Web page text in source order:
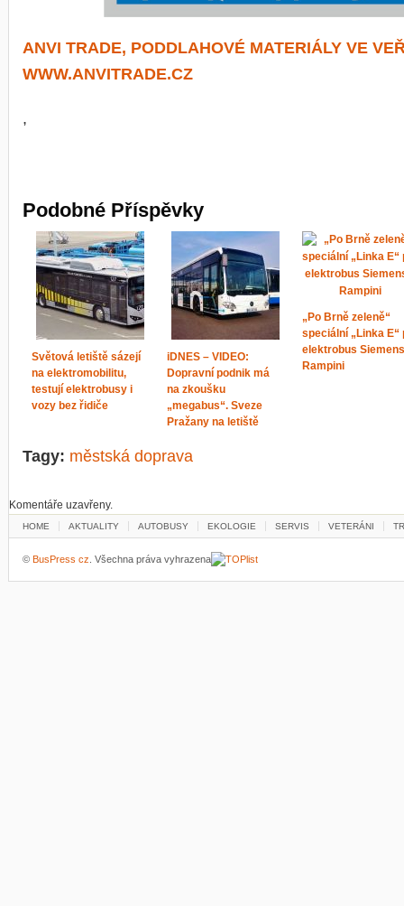
ANVI TRADE, PODDLAHOVÉ MATERIÁLY VE
WWW.ANVITRADE.CZ
,
Podobné Příspěvky
Světová letiště sázejí
na elektromobilitu,
testují elektrobusy i
vozy bez řidiče
iDNES – VIDEO:
Dopravní podnik má
na zkoušku
„megabus“. Sveze
Pražany na letiště
„Po Brně zeleně“
speciální „Linka E“
elektrobus
Rampini
Tagy: městská doprava
Komentáře uzavřeny.
HOME AKTUALITY AUTOBUSY EKOLOGIE SERVIS VETERÁNI
© BusPress cz . Všechna práva vyhrazena